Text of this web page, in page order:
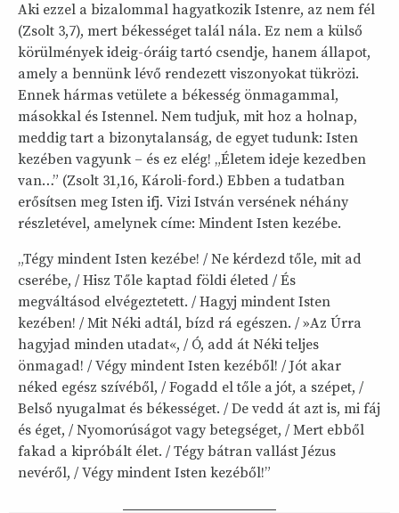
Aki ezzel a bizalommal hagyatkozik Istenre, az nem fél
(Zsolt 3,7), mert békességet talál nála. Ez nem a külső
körülmények ideig-óráig tartó csendje, hanem állapot,
amely a bennünk lévő rendezett viszonyokat tükrözi.
Ennek hármas vetülete a békesség önmagammal,
másokkal és Istennel. Nem tudjuk, mit hoz a holnap,
meddig tart a bizonytalanság, de egyet tudunk: Isten
kezében vagyunk – és ez elég! „Életem ideje kezedben
van…” (Zsolt 31,16, Károli-ford.) Ebben a tudatban
erősítsen meg Isten ifj. Vizi István versének néhány
részletével, amelynek címe: Mindent Isten kezébe.
„Tégy mindent Isten kezébe! / Ne kérdezd tőle, mit ad
cserébe, / Hisz Tőle kaptad földi életed / És
megváltásod elvégeztetett. / Hagyj mindent Isten
kezében! / Mit Néki adtál, bízd rá egészen. / »Az Úrra
hagyjad minden utadat«, / Ó, add át Néki teljes
önmagad! / Végy mindent Isten kezéből! / Jót akar
néked egész szívéből, / Fogadd el tőle a jót, a szépet, /
Belső nyugalmat és békességet. / De vedd át azt is, mi fáj
és éget, / Nyomorúságot vagy betegséget, / Mert ebből
fakad a kipróbált élet. / Tégy bátran vallást Jézus
nevéről, / Végy mindent Isten kezéből!”